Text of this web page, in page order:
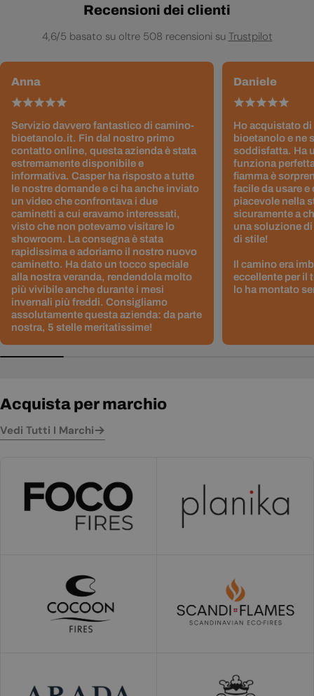
Recensioni dei clienti
4,6/5 basato su oltre 508 recensioni su Trustpilot
Anna
Servizio davvero fantastico di camino-
bioetanolo.it. Fin dal nostro primo
contatto online, questa azienda è stata
estremamente disponibile e
informativa. Casper ha risposto a tutte
le nostre domande e ci ha anche inviato
un video che confrontava i due
caminetti a cui eravamo interessati,
visto che non potevamo visitare lo
showroom. La consegna è stata
rapidissima e adoriamo il nostro nuovo
caminetto. Ha dato un tocco speciale
alla nostra veranda, rendendola molto
più vivibile anche durante i mesi
invernali più freddi. Consigliamo
assolutamente questa azienda: da parte
nostra, 5 stelle meritatissime!
Daniele
Ho acquistato di
bioetanolo e ne
soddisfatta. Ha
funziona
fiamma è
facile da usare e
piacevole nella
sicuramente a
una soluzione
di stile!
Il camino era
eccellente per il
lo ha montato
Acquista per marchio
Vedi Tutti I Marchi